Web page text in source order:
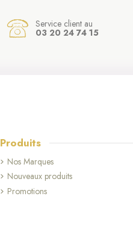
Service client au
03 20 24 74 15
Produits
Nos Marques
Nouveaux produits
Promotions